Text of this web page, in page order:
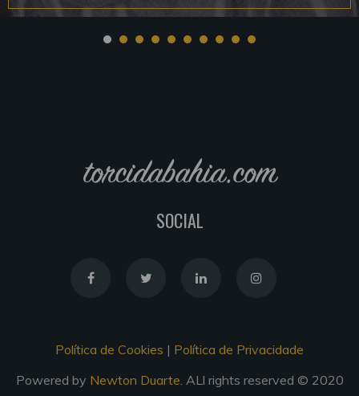
torcidabahia.com
SOCIAL
Política de Cookies | Política de Privacidade
Powered by Newton Duarte . ALl rights reserved © 2020